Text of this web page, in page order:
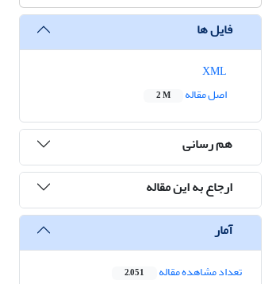
فایل ها
اصل مقاله
2 M
هم رسانی
ارجاع به این مقاله
آمار
تعداد مشاهده مقاله 2,051